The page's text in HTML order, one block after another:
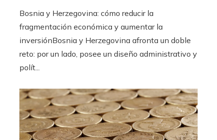
Bosnia y Herzegovina: cómo reducir la
fragmentación económica y aumentar la
inversiónBosnia y Herzegovina afronta un doble
reto: por un lado, posee un diseño administrativo y
polít...